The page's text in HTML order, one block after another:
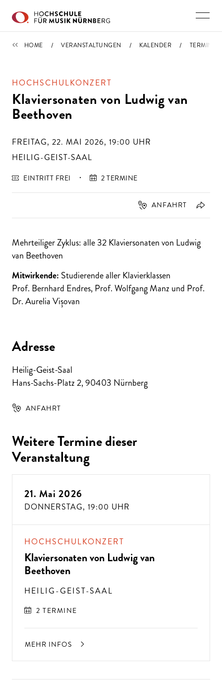
TERMINE
HOME VERANSTALTUNGEN KALENDER TERMIN
HOCHSCHULKONZERT
Klaviersonaten von Ludwig van
Beethoven
FREITAG, 22. MAI 2026, 19:00 UHR
HEILIG-GEIST-SAAL
EINTRITT FREI 2 TERMINE
ANFAHRT
Mehrteiliger Zyklus: alle 32 Klaviersonaten von Ludwig
van Beethoven
Mitwirkende: Studierende aller Klavierklassen
Prof. Bernhard Endres, Prof. Wolfgang Manz und Prof.
Dr. Aurelia Vișovan
Adresse
Heilig-Geist-Saal
Hans-Sachs-Platz 2,90403 Nürnberg
ANFAHRT
Weitere Termine dieser
Veranstaltung
21. Mai 2026
DONNERSTAG, 19:00 UHR
HOCHSCHULKONZERT
Klaviersonaten von Ludwig van
Beethoven
HEILIG-GEIST-SAAL
2 TERMINE
MEHR INFOS